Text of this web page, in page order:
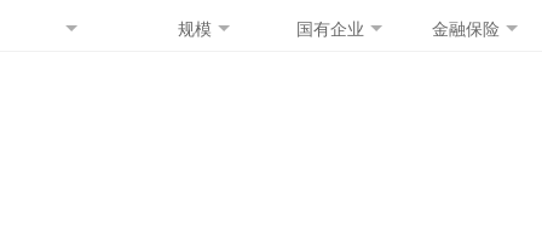
规模 国有企业 金融保险